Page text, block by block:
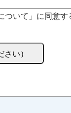
ついて」に同意す